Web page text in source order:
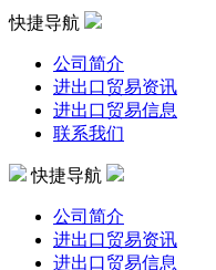
快捷导航
公司简介
进出口贸易资讯
进出口贸易信息
联系我们
快捷导航
公司简介
进出口贸易资讯
进出口贸易信息